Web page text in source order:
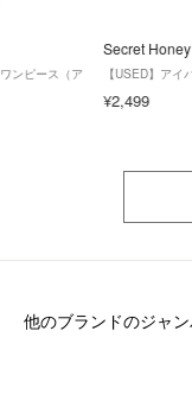
ンピース（ア
Secret Honey
【USED】ア
¥2,499
他のブランドのジャ